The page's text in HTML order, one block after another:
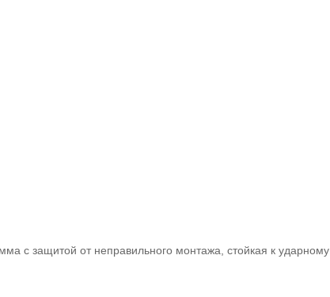
с защитой от неправильного монтажа, стойкая к ударному